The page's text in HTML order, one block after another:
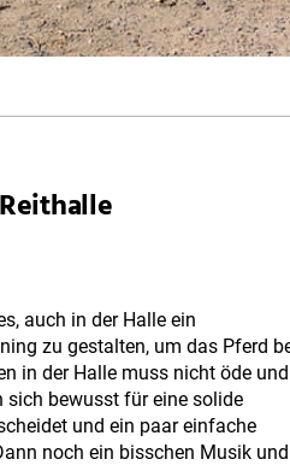
auch in der Halle ein
zu gestalten, um das Pferd
in der Halle muss nicht öde und
sich bewusst für eine solide
und ein paar einfache
noch ein bisschen Musik und